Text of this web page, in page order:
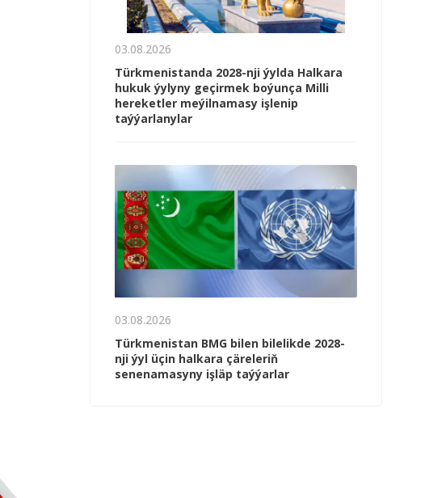
03.08.2026
Türkmenistanda 2028-nji ýylda Halkara
hukuk ýylyny geçirmek boýunça Milli
hereketler meýilnamasy işlenip
taýýarlanylar
03.08.2026
Türkmenistan BMG bilen bilelikde 2028-
nji ýyl üçin halkara çäreleriň
senenamasyny işläp taýýarlar